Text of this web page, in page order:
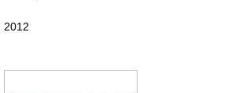
2012